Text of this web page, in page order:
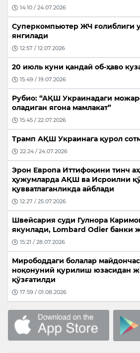
14:10 / 24.07.2026
Суперкомпьютер ЖЧ ғолиблиги
янгилади
12:57 / 12.07.2026
20 июль куни қандай об-ҳаво
15:49 / 19.07.2026
Рубио: “АҚШ Украинадаги
оладиган ягона мамлакат”
15:45 / 22.07.2026
Трамп АҚШ Украинага қурол
22:24 / 24.07.2026
Эрон Европа Иттифоқини тинч
ҳужумларда АҚШ ва Исроилни
қувватлаганликда айблади
12:27 / 25.07.2026
Швейсария суди Гулнора
якунлади, Lombard Odier банки
15:21 / 28.07.2026
Мирободдаги болалар
ноқонуний қурилиш юзасидан
қўзғатилди
17:59 / 01.08.2026